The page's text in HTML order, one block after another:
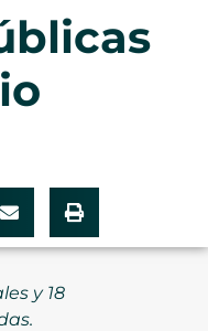
y 18